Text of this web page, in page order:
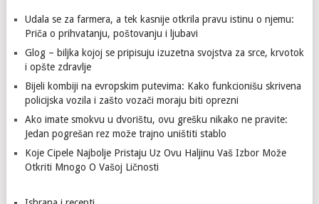
Udala se za farmera, a tek kasnije otkrila pravu istinu o njemu:
Priča o prihvatanju, poštovanju i ljubavi
Glog – biljka kojoj se pripisuju izuzetna svojstva za srce, krvotok
i opšte zdravlje
Bijeli kombiji na evropskim putevima: Kako funkcionišu skrivena
policijska vozila i zašto vozači moraju biti oprezni
Ako imate smokvu u dvorištu, ovu grešku nikako ne pravite:
Jedan pogrešan rez može trajno uništiti stablo
Koje Cipele Najbolje Pristaju Uz Ovu Haljinu Vaš Izbor Može
Otkriti Mnogo O Vašoj Ličnosti